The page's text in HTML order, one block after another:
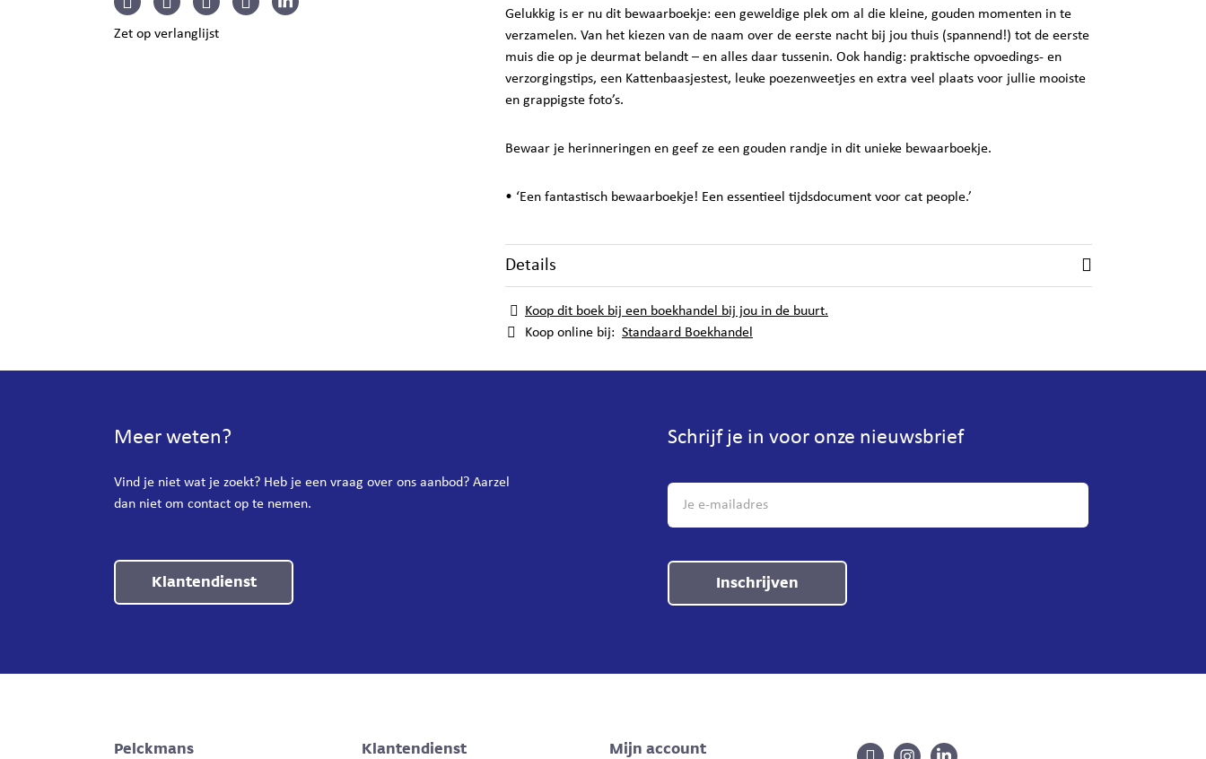
Zet op verlanglijst
Gelukkig is er nu dit bewaarboekje: een geweldige plek om al die kleine, gouden momenten in te
verzamelen. Van het kiezen van de naam over de eerste nacht bij jou thuis (spannend!) tot de eerste
muis die op je deurmat belandt – en alles daar tussenin. Ook handig: praktische opvoedings- en
verzorgingstips, een Kattenbaasjestest, leuke poezenweetjes en extra veel plaats voor jullie mooiste
en grappigste foto’s.
Bewaar je herinneringen en geef ze een gouden randje in dit unieke bewaarboekje.
• ‘Een fantastisch bewaarboekje! Een essentieel tijdsdocument voor cat people.’
Details
Koop dit boek bij een boekhandel bij jou in de buurt.
Koop online bij: Standaard Boekhandel
Meer weten?
Vind je niet wat je zoekt? Heb je een vraag over ons aanbod? Aarzel
dan niet om contact op te nemen.
Klantendienst
Schrijf je in voor onze nieuwsbrief
Inschrijven
Pelckmans Klantendienst Mijn account